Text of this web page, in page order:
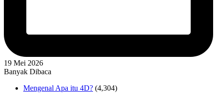
19 Mei 2026
Banyak Dibaca
Mengenal Apa itu 4D? (4,304)